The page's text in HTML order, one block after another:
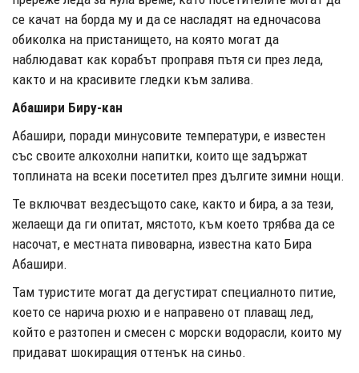
се качат на борда му и да се насладят на едночасова
обиколка на пристанището, на която могат да
наблюдават как корабът проправя пътя си през леда,
както и на красивите гледки към залива.
Абашири Биру-кан
Абашири, поради минусовите температури, е известен
със своите алкохолни напитки, които ще задържат
топлината на всеки посетител през дългите зимни нощи.
Те включват вездесъщото саке, както и бира, а за тези,
желаещи да ги опитат, мястото, към което трябва да се
насочат, е местната пивоварна, известна като Бира
Абашири.
Там туристите могат да дегустират специалното питие,
което се нарича рюхю и е направено от плаващ лед,
който е разтопен и смесен с морски водорасли, които му
придават шокиращия оттенък на синьо.